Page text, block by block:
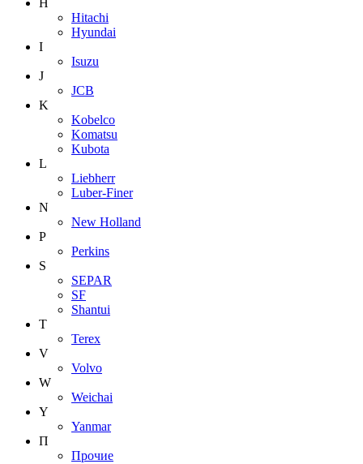
H
Hitachi
Hyundai
I
Isuzu
J
JCB
K
Kobelco
Komatsu
Kubota
L
Liebherr
Luber-Finer
N
New Holland
P
Perkins
S
SEPAR
SF
Shantui
T
Terex
V
Volvo
W
Weichai
Y
Yanmar
П
Прочие